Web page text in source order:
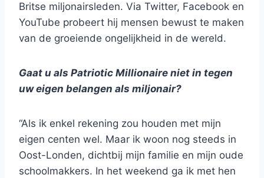
Britse miljonairsleden. Via Twitter, Facebook en
YouTube probeert hij mensen bewust te maken
van de groeiende ongelijkheid in de wereld.
Gaat u als Patriotic Millionaire niet in tegen
uw eigen belangen als miljonair?
“Als ik enkel rekening zou houden met mijn
eigen centen wel. Maar ik woon nog steeds in
Oost-Londen, dichtbij mijn familie en mijn oude
schoolmakkers. In het weekend ga ik met hen